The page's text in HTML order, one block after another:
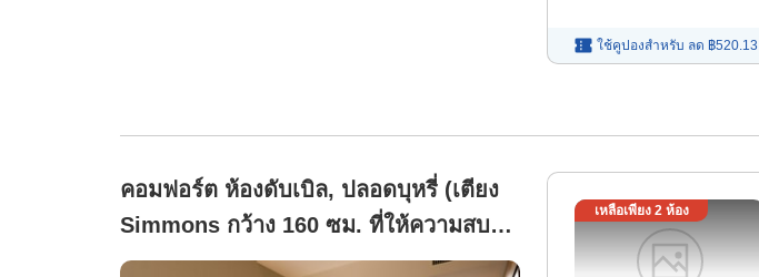
ใช้คูปองสำหรับ ลด ฿520.13
คอมฟอร์ต ห้องดับเบิล, ปลอดบุหรี่ (เตียง
Simmons กว้าง 160 ซม. ที่ให้ความสบาย
และผ่อนคลาย)
เหลือเพียง 2 ห้อง